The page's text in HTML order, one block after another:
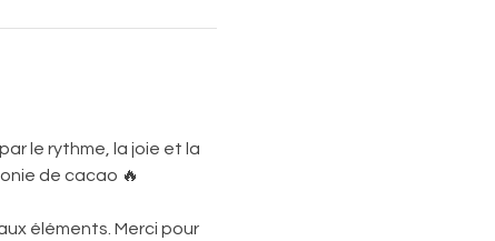
le rythme, la joie et la
de cacao 🔥
éléments. Merci pour